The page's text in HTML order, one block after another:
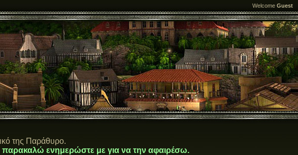
Welcome Guest
της Παράθυρο.
παρακαλώ ενημερώστε με για να την αφαιρέσω.